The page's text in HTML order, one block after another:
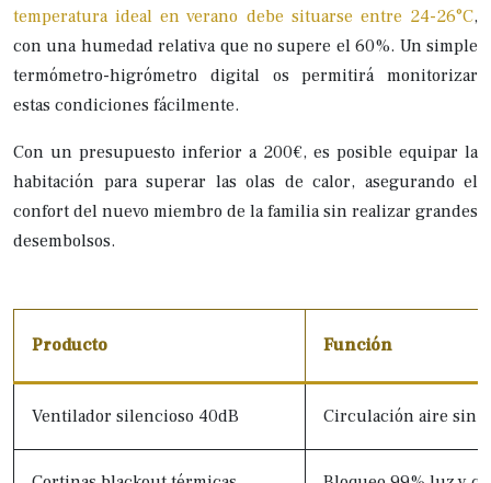
temperatura ideal en verano debe situarse entre 24-26°C,
con una humedad relativa que no supere el 60%. Un simple
termómetro-higrómetro digital os permitirá monitorizar
estas condiciones fácilmente.
Con un presupuesto inferior a 200€, es posible equipar la
habitación para superar las olas de calor, asegurando el
confort del nuevo miembro de la familia sin realizar grandes
desembolsos.
Producto Función
Ventilador silencioso 40dB Circulación aire sin